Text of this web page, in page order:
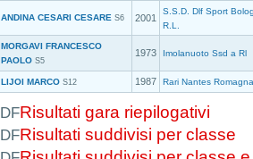
ANDINA CESARI CESARE S6 2001
S.S.D. Dlf Sport
R.L.
MORGAVI FRANCESCO
PAOLO S5
1973 Imolanuoto Ssd a Rl
LIJOI MARCO S12 1987 Rari Nantes
Risultati gara riepilogativi
Risultati suddivisi per classe